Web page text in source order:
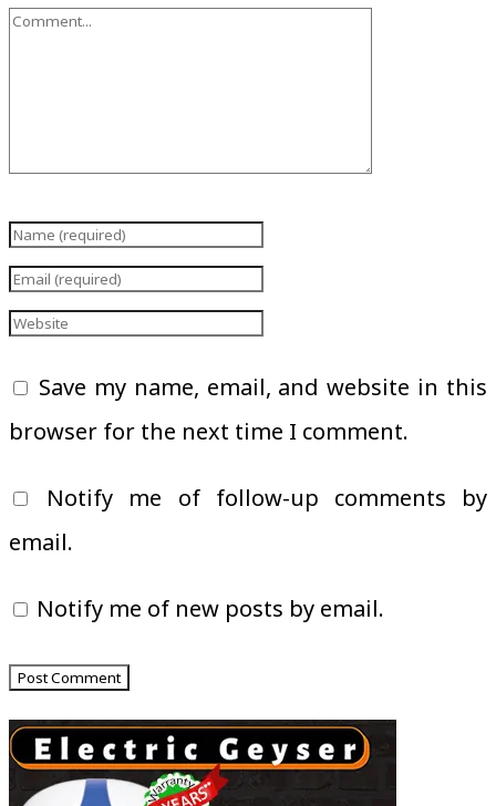
Save my name, email, and website in this
browser for the next time I comment.
Notify me of follow-up comments by
email.
Notify me of new posts by email.